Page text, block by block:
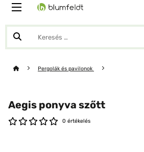
Pergolák és pavilonok
Aegis ponyva szőtt
0 értékelés